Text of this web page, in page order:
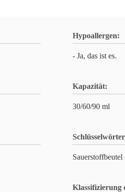
Hypoallergen:
- Ja, das ist es.
Kapazität:
30/60/90 ml
Sauerstoffbeutel
Klassifizierung